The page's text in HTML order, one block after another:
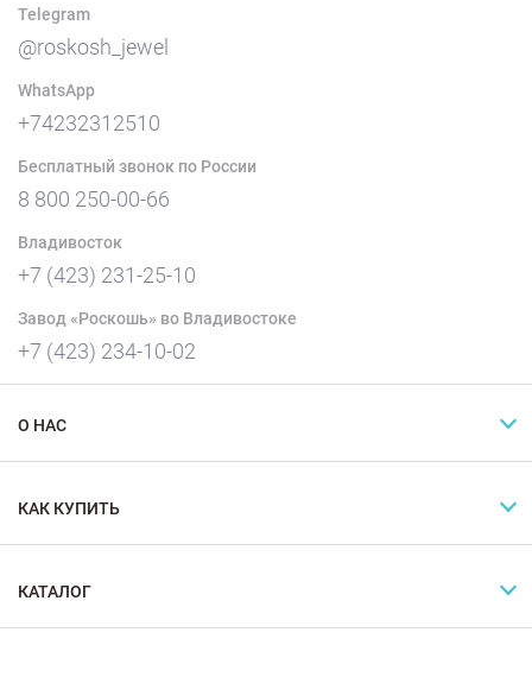
Telegram
@roskosh_jewel
WhatsApp
+74232312510
Бесплатный звонок по России
8 800 250-00-66
Владивосток
+7 (423) 231-25-10
Завод «Роскошь» во Владивостоке
+7 (423) 234-10-02
О НАС
КАК КУПИТЬ
КАТАЛОГ